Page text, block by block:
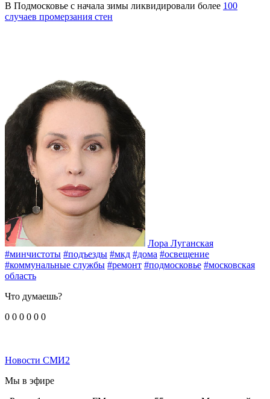
В Подмосковье с начала зимы ликвидировали более 100
случаев промерзания стен
Лора Луганская
#минчистоты #подъезды #мкд #дома #освещение
#коммунальные службы #ремонт #подмосковье #московская
область
Что думаешь?
0 0 0 0 0 0
Новости СМИ2
Мы в эфире